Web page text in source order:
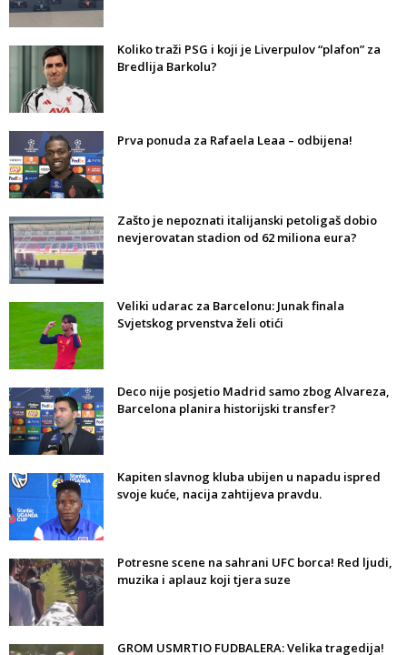
Koliko traži PSG i koji je Liverpulov “plafon” za
Bredlija Barkolu?
Prva ponuda za Rafaela Leaa – odbijena!
Zašto je nepoznati italijanski petoligaš dobio
nevjerovatan stadion od 62 miliona eura?
Veliki udarac za Barcelonu: Junak finala
Svjetskog prvenstva želi otići
Deco nije posjetio Madrid samo zbog Alvareza,
Barcelona planira historijski transfer?
Kapiten slavnog kluba ubijen u napadu ispred
svoje kuće, nacija zahtijeva pravdu.
Potresne scene na sahrani UFC borca! Red ljudi,
muzika i aplauz koji tjera suze
GROM USMRTIO FUDBALERA: Velika tragedija!